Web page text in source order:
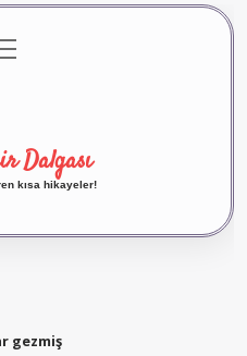
Dalgası
kısa hikayeler!
gezmiş